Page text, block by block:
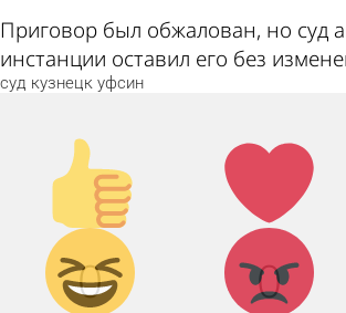
Приговор был обжалован, но суд
инстанции оставил его без
суд кузнецк уфсин
Палец
вверх!
0
Лайк!
0
Дикий
смех!
Агрессия!